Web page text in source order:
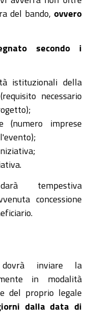
del bando, ovvero
secondo i
istituzionali della
necessario
(numero imprese
tempestiva
concessione
inviare la
in modalità
del proprio legale
dalla data di